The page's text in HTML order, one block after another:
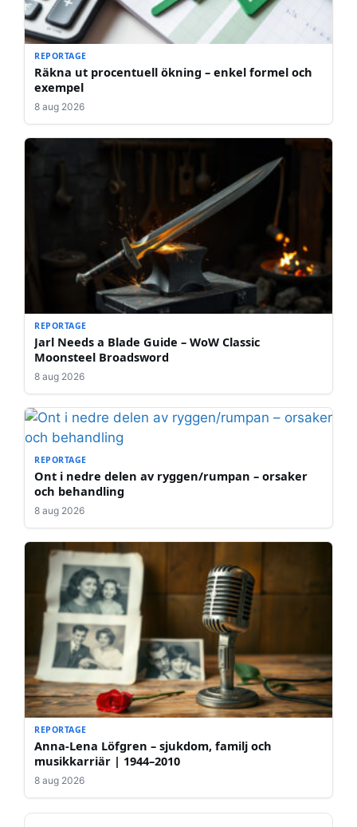
REPORTAGE
Räkna ut procentuell ökning – enkel formel och
exempel
8 aug 2026
REPORTAGE
Jarl Needs a Blade Guide – WoW Classic
Moonsteel Broadsword
8 aug 2026
REPORTAGE
Ont i nedre delen av ryggen/rumpan – orsaker
och behandling
8 aug 2026
REPORTAGE
Anna-Lena Löfgren – sjukdom, familj och
musikkarriär | 1944–2010
8 aug 2026